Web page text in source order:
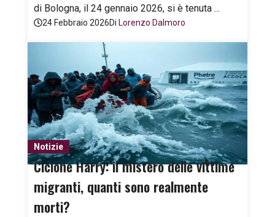
di Bologna, il 24 gennaio 2026, si è tenuta ...
24 Febbraio 2026Di Lorenzo Dalmoro
Notizie
Ciclone Harry: il mistero delle vittime
migranti, quanti sono realmente
morti?